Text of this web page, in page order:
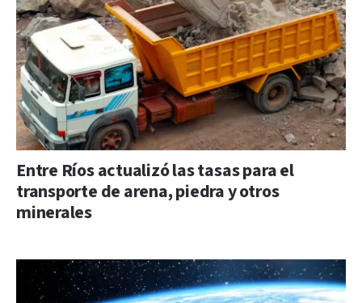
Entre Ríos actualizó las tasas para el
transporte de arena, piedra y otros
minerales